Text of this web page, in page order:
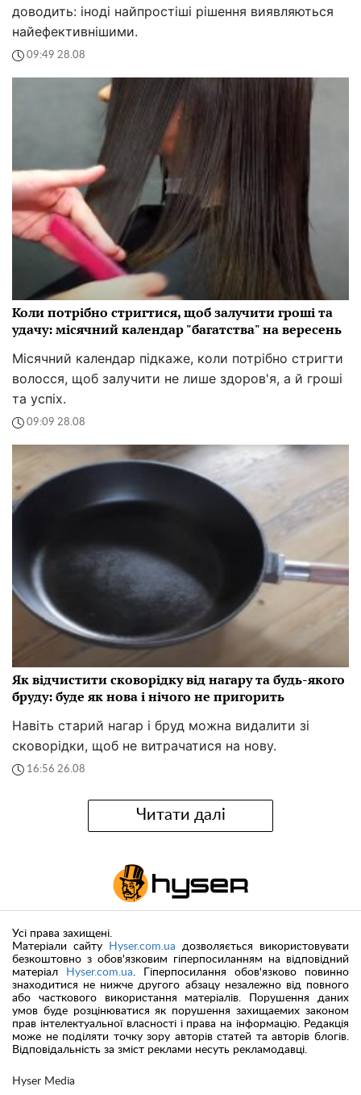
доводить: іноді найпростіші рішення виявляються
найефективнішими.
09:49 28.08
Коли потрібно стригтися, щоб залучити гроші та
удачу: місячний календар "багатства" на вересень
Місячний календар підкаже, коли потрібно стригти
волосся, щоб залучити не лише здоров'я, а й гроші
та успіх.
09:09 28.08
Як відчистити сковорідку від нагару та будь-якого
бруду: буде як нова і нічого не пригорить
Навіть старий нагар і бруд можна видалити зі
сковорідки, щоб не витрачатися на нову.
16:56 26.08
Читати далі
Hyser Media
Усі права захищені.
Матеріали сайту
Hyser.com.ua дозволяється використовувати
безкоштовно з обов'язковим гіперпосиланням на відповідний
матеріал
Hyser.com.ua . Гіперпосилання обов'язково повинно
знаходитися не нижче другого абзацу незалежно від повного
або часткового використання матеріалів. Порушення даних
умов буде розцінюватися як порушення захищаемих законом
прав інтелектуальної власності і права на інформацію. Редакція
може не поділяти точку зору авторів статей та авторів блогів.
Відповідальність за зміст реклами несуть рекламодавці.